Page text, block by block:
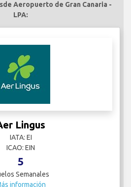
Aeropuerto de Gran Canaria -
LPA:
Lingus
IATA: EI
ICAO: EIN
5
Semanales
información